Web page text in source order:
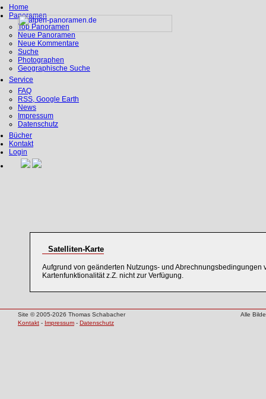
Home
Panoramen
Top Panoramen
Neue Panoramen
Neue Kommentare
Suche
Photographen
Geographische Suche
Service
FAQ
RSS, Google Earth
News
Impressum
Datenschutz
Bücher
Kontakt
Login
Satelliten-Karte
Aufgrund von geänderten Nutzungs- und Abrechnungsbedingungen
Kartenfunktionalität z.Z. nicht zur Verfügung.
Site © 2005-2026 Thomas Schabacher
Alle
Kontakt - Impressum - Datenschutz